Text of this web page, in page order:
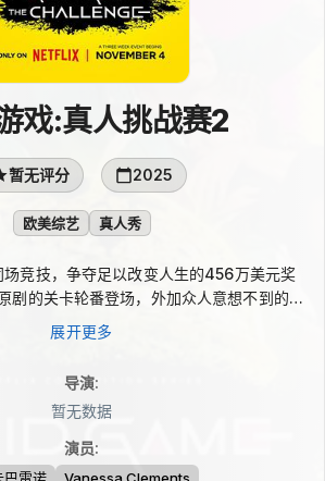
戏:真人挑战赛2
暂无评分 2025
欧美综艺 真人秀
竞技，争夺足以改变人生的456万美元奖
剧的关卡轮番登场，外加众人意想不到的新
者一一出局，参赛者的谋略、联盟、人格都
将面临考验。
展开更多
导演:
暂无数据
演员:
巴雷诺 Vanessa Clements